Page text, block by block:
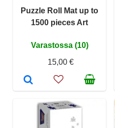
Puzzle Roll Mat up to
1500 pieces Art
Varastossa (10)
15,00 €